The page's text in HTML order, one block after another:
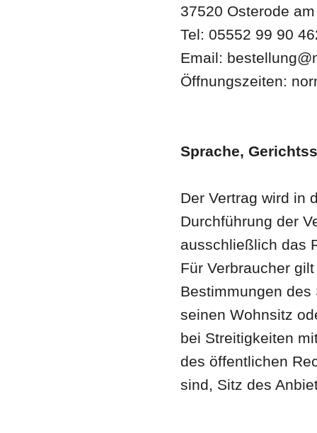
37520 Osterode
Tel: 05552 99 90
Email:
Öffnungszeiten:
Sprache,
Der Vertrag wird in
Durchführung der
ausschließlich das
Für Verbraucher
Bestimmungen
seinen Wohnsitz
bei Streitigkeiten
des öffentlichen
sind, Sitz des